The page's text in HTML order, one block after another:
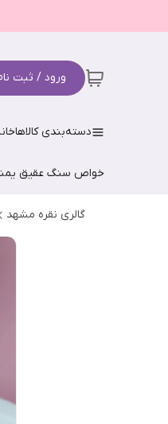
ورود / ثبت
دسته‌بندی کالاها
خواص سنگ عقیق
گالری نقره مشهد